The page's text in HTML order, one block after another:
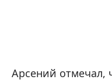
Арсений отмечал,